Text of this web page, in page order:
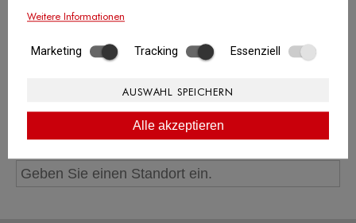
Weitere Informationen
Marketing Tracking Essenziell
AUSWAHL SPEICHERN
Alle akzeptieren